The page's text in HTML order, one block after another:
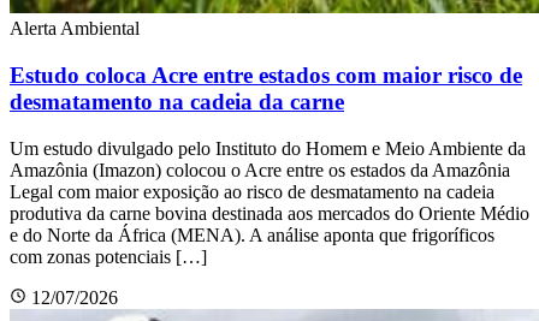
Alerta Ambiental
Estudo coloca Acre entre estados com maior risco de
desmatamento na cadeia da carne
Um estudo divulgado pelo Instituto do Homem e Meio Ambiente da
Amazônia (Imazon) colocou o Acre entre os estados da Amazônia
Legal com maior exposição ao risco de desmatamento na cadeia
produtiva da carne bovina destinada aos mercados do Oriente Médio
e do Norte da África (MENA). A análise aponta que frigoríficos
com zonas potenciais […]
12/07/2026